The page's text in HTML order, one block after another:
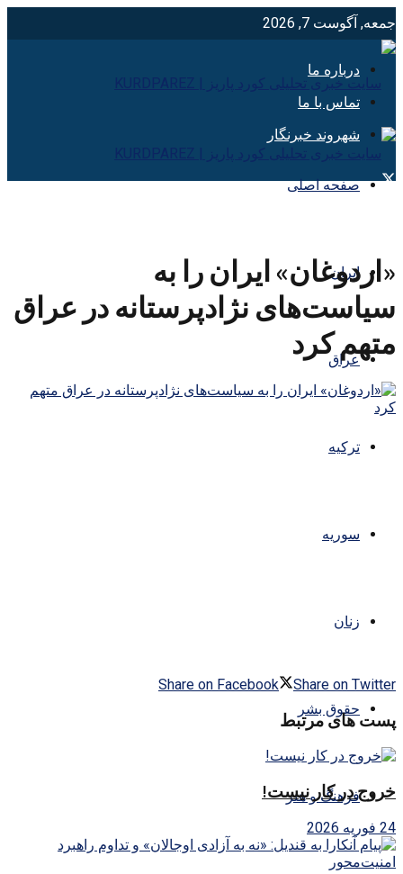
جمعه, آگوست 7, 2026
درباره ما
تماس با ما
شهروند خبرنگار
صفحه اصلی
ایران
عراق
ترکیه
سوریه
زنان
حقوق بشر
فرهنگ و هنر
«اردوغان» ایران را به
سیاست‌های نژادپرستانه در عراق
متهم کرد
Share on Facebook Share on Twitter
پست های مرتبط
خروج در کار نیست!
24 فوریه 2026